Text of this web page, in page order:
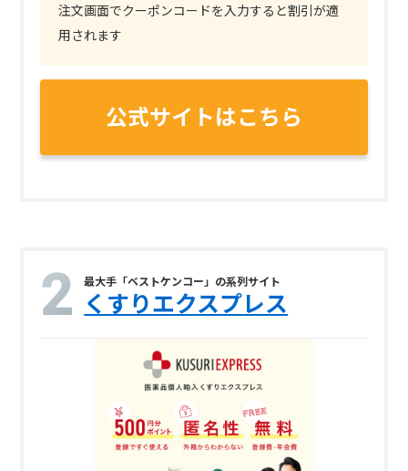
注文画面でクーポンコードを入力すると割引が適
用されます
公式サイトはこちら
最大手「ベストケンコー」の系列サイト
くすりエクスプレス